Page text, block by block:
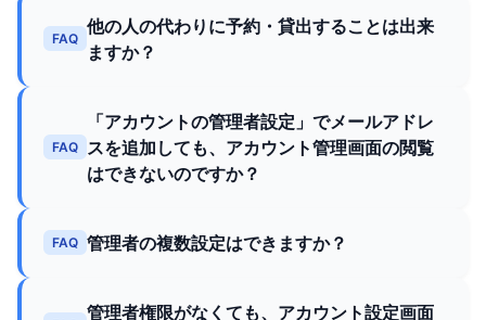
FAQ
他の人の代わりに予約・貸出することは出来
ますか？
FAQ
「アカウントの管理者設定」でメールアドレ
スを追加しても、アカウント管理画面の閲覧
はできないのですか？
FAQ 管理者の複数設定はできますか？
管理者権限がなくても、アカウント設定画面